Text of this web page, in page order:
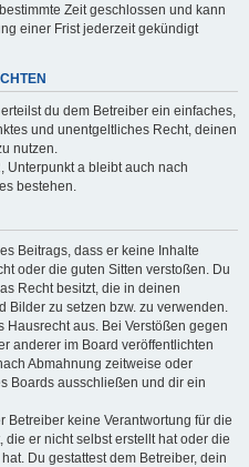
Zeit geschlossen und kann
einer Frist jederzeit gekündigt
du dem Betreiber ein einfaches,
und unentgeltliches Recht, deinen
nutzen.
Unterpunkt a bleibt auch nach
bestehen.
Beitrags, dass er keine Inhalte
oder die guten Sitten verstoßen. Du
Recht besitzt, die in deinen
zu setzen bzw. zu verwenden.
Hausrecht aus. Bei Verstößen gegen
anderer im Board veröffentlichten
Abmahnung zeitweise oder
Boards ausschließen und dir ein
Betreiber keine Verantwortung für die
er nicht selbst erstellt hat oder die
Du gestattest dem Betreiber, dein